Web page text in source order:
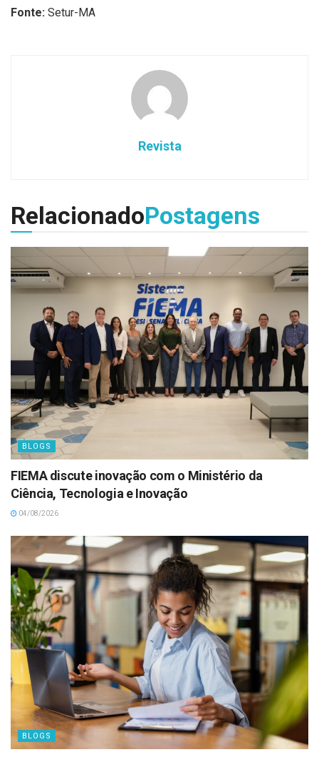
Fonte: Setur-MA
Revista
RelacionadoPostagens
BLOGS
FIEMA discute inovação com o Ministério da
Ciência, Tecnologia e Inovação
04/08/2026
BLOGS